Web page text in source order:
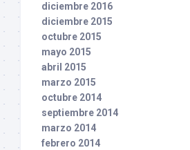
diciembre 2016
diciembre 2015
octubre 2015
mayo 2015
abril 2015
marzo 2015
octubre 2014
septiembre 2014
marzo 2014
febrero 2014